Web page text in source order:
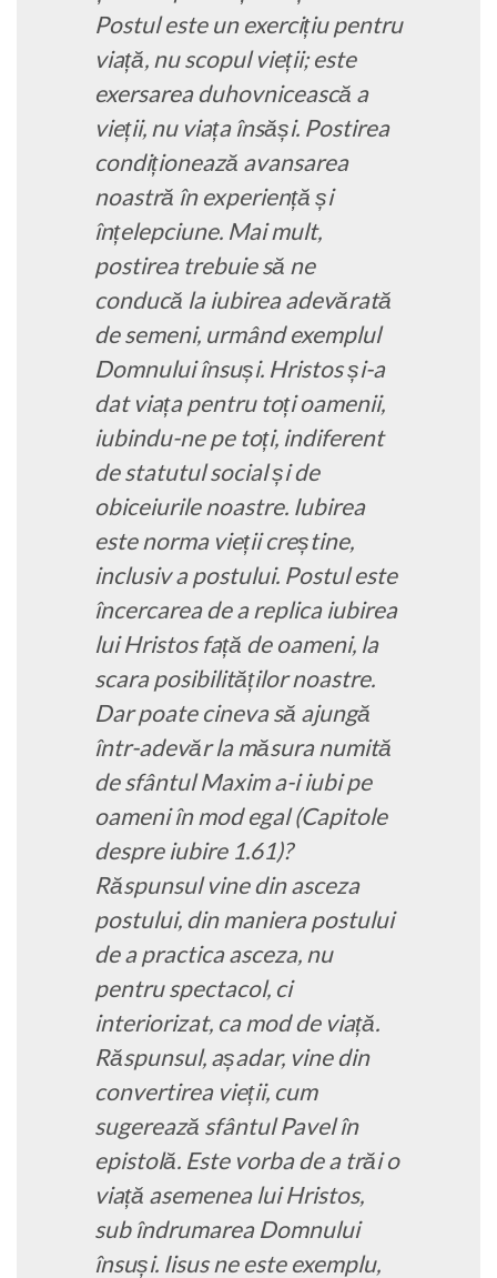
Postul este un exercițiu pentru
viață, nu scopul vieții; este
exersarea duhovnicească a
vieții, nu viața însăși. Postirea
condiționează avansarea
noastră în experiență și
înțelepciune. Mai mult,
postirea trebuie să ne
conducă la iubirea adevărată
de semeni, urmând exemplul
Domnului însuși. Hristos și-a
dat viața pentru toți oamenii,
iubindu-ne pe toți, indiferent
de statutul social și de
obiceiurile noastre. Iubirea
este norma vieții creștine,
inclusiv a postului. Postul este
încercarea de a replica iubirea
lui Hristos față de oameni, la
scara posibilităților noastre.
Dar poate cineva să ajungă
într-adevăr la măsura numită
de sfântul Maxim a-i iubi pe
oameni în mod egal (Capitole
despre iubire1.61)?
Răspunsul vine din asceza
postului, din maniera postului
de a practica asceza, nu
pentru spectacol, ci
interiorizat, ca mod de viață.
Răspunsul, așadar, vine din
convertirea vieții, cum
sugerează sfântul Pavel în
epistolă. Este vorba de a trăi o
viață asemenea lui Hristos,
sub îndrumarea Domnului
însuși. Iisus ne este exemplu,